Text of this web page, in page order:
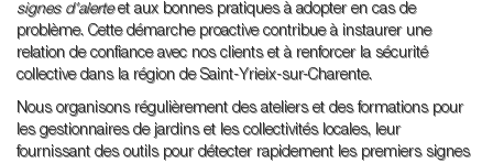
signes d'alerteet aux bonnes pratiques à adopter en cas de
problème. Cette démarche proactive contribue à instaurer une
relation de confiance avec nos clients et à renforcer la sécurité
collective dans la région de Saint-Yrieix-sur-Charente.
Nous organisons régulièrement des ateliers et des formations pour
les gestionnaires de jardins et les collectivités locales, leur
fournissant des outils pour détecter rapidement les premiers signes